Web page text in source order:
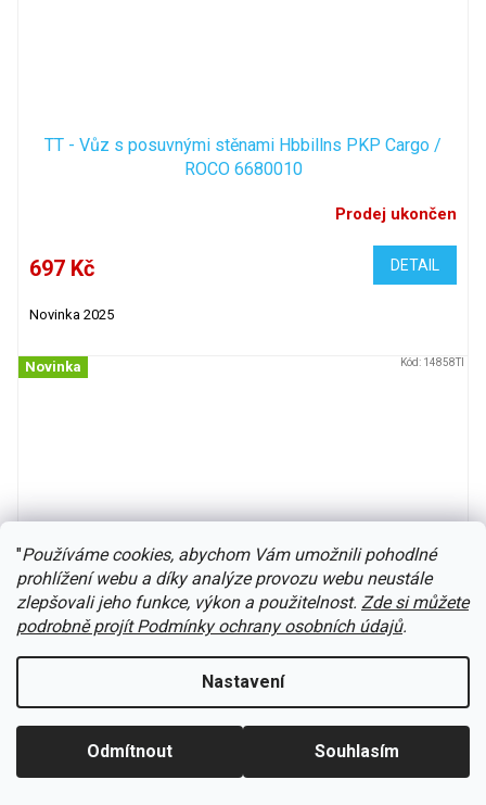
"Používáme cookies, abychom Vám umožnili pohodlné
prohlížení webu a díky analýze provozu webu neustále
zlepšovali jeho funkce, výkon a použitelnost. Zde si můžete
podrobně projít Podmínky ochrany osobních údajů.
Nastavení
Odmítnout Souhlasím
TT - Vůz s posuvnými stěnami Hbbillns PKP Cargo /
ROCO 6680010
Prodej ukončen
697 Kč DETAIL
Novinka 2025
Novinka
TT - Vůz s posuvnými stěnami START Hbis-tt „Moje
zoo“, epizoda VI / TILLIG 14858
Bude vyrobeno
Kód: 14858TI